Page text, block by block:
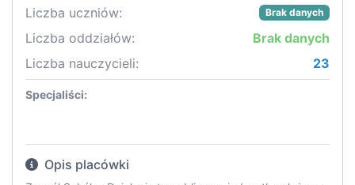
Liczba uczniów: Brak danych
Liczba oddziałów:
Brak danych
Liczba nauczycieli:
23
Specjaliści:
Opis placówki